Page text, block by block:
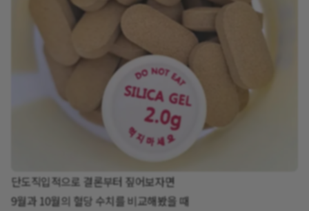
단도직입적으로 결론부터 짚어보자면
9월과 10월의 혈당 수치를 비교해봤을 때